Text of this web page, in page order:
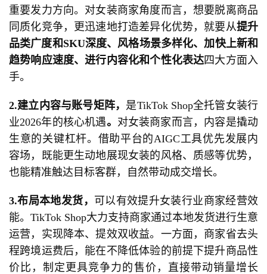
重要发力方向。对女装商家角度而言，想要脱离商品
同质化竞争，更迅速地打造差异化优势，就要从提升
品类广度和 SKU深度、风格场景多样化、加快上新和
趋势响应速度、进行内容化和个性化表达四大方面入
手。
2.建立内容与账号矩阵， 是TikTok Shop全托管女装行
业2026年的核心机遇。 对女装商家而言，内容是撬动
生意的关键杠杆。借助平台的AIGC工具优先发展内
容场，既能更生动地展现女装的风格、质感等优势，
也能精准触达目标客群，自然带动成交增长。
3.布局本地发货， 可以有效提升女装行业商家经营效
能。TikTok Shop大力支持商家通过本地发货进行生意
运营，实现降本、提效双收益。一方面，商家省去头
程跨境运费后，能在不降低体验的前提下提升商品性
价比，制定更具竞争力的售价，直接带动销量增长